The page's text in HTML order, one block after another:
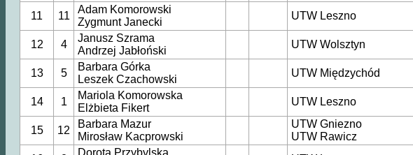
11
11
Adam Komorowski
UTW Leszno
Zygmunt Janecki
12
4
Janusz Szrama
UTW Wolsztyn
Andrzej Jabłoński
13
5
Barbara Górka
UTW Międzychód
Leszek Czachowski
14
1
Mariola Komorowska
UTW Leszno
Elżbieta Fikert
15
12
Barbara Mazur UTW Gniezno
Mirosław Kacprowski
UTW Rawicz
Dorota Przybylska